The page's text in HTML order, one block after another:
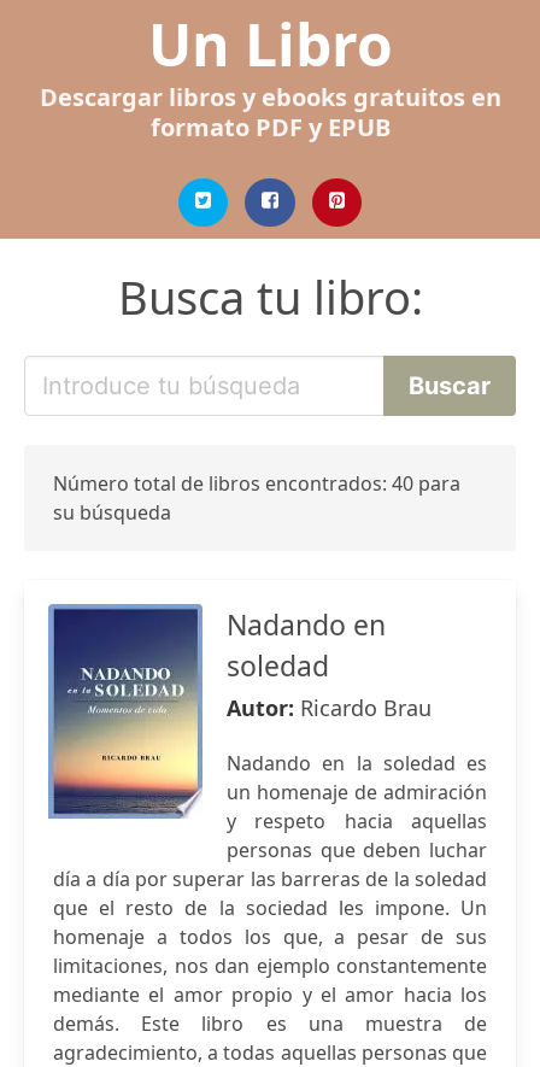
Un Libro
Descargar libros y ebooks gratuitos en
formato PDF y EPUB
Busca tu libro:
Número total de libros encontrados: 40 para
su búsqueda
Nadando en
soledad
Autor: Ricardo Brau
Nadando en la soledad es
un homenaje de admiración
y respeto hacia aquellas
personas que deben luchar
día a día por superar las barreras de la soledad
que el resto de la sociedad les impone. Un
homenaje a todos los que, a pesar de sus
limitaciones, nos dan ejemplo constantemente
mediante el amor propio y el amor hacia los
demás. Este libro es una muestra de
agradecimiento, a todas aquellas personas que